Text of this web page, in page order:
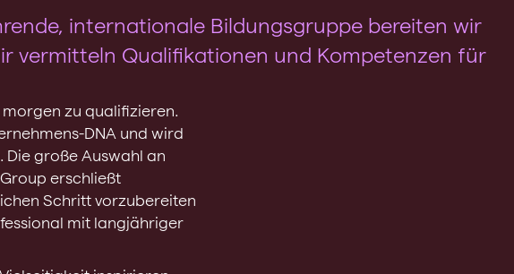
internationale Bildungsgruppe bereiten wir
vermitteln Qualifikationen und Kompetenzen für
zu qualifizieren.
DNA und wird
große Auswahl an
erschließt
Schritt vorzubereiten
mit langjähriger